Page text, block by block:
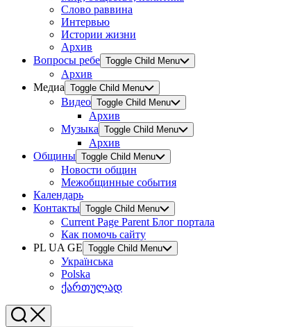
Слово раввина
Интервью
Истории жизни
Архив
Вопросы ребе Toggle Child Menu
Архив
Медиа Toggle Child Menu
Видео Toggle Child Menu
Архив
Музыка Toggle Child Menu
Архив
Общины Toggle Child Menu
Новости общин
Межобщинные события
Календарь
Контакты Toggle Child Menu
Current Page Parent Блог портала
Как помочь сайту
PL UA GE Toggle Child Menu
Українська
Polska
ქართულად